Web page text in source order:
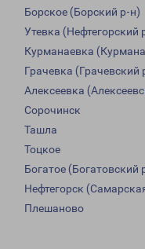
Борское (Борский р-н)
Утевка (Нефтегорский
Курманаевка
Грачевка (Грачевский
Алексеевка
Сорочинск
Ташла
Тоцкое
Богатое (Богатовский
Нефтегорск
Плешаново